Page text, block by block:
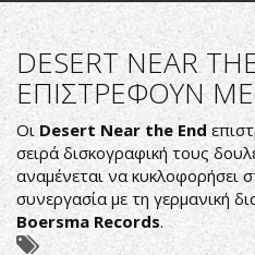
DESERT NEAR
ΕΠΙΣΤΡΕΦΟΥΝ
ΟιDesert Near the End
σειρά δισκογραφική τους
αναμένεται να κυκλοφορήσει
συνεργασία με τη γερμανική
Boersma Records.